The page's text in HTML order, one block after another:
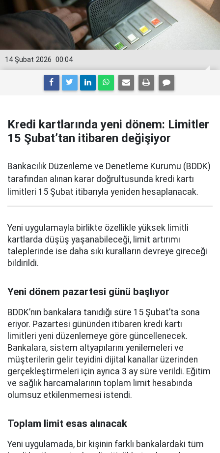
00:04
14 Şubat 2026
Kredi kartlarında yeni dönem: Limitler
15 Şubat’tan itibaren değişiyor
Bankacılık Düzenleme ve Denetleme Kurumu (BDDK)
tarafından alınan karar doğrultusunda kredi kartı
limitleri 15 Şubat itibarıyla yeniden hesaplanacak.
Yeni uygulamayla birlikte özellikle yüksek limitli
kartlarda düşüş yaşanabileceği, limit artırımı
taleplerinde ise daha sıkı kuralların devreye gireceği
bildirildi.
Yeni dönem pazartesi günü başlıyor
BDDK’nın bankalara tanıdığı süre 15 Şubat’ta sona
eriyor. Pazartesi gününden itibaren kredi kartı
limitleri yeni düzenlemeye göre güncellenecek.
Bankalara, sistem altyapılarını yenilemeleri ve
müşterilerin gelir teyidini dijital kanallar üzerinden
gerçekleştirmeleri için ayrıca 3 ay süre verildi. Eğitim
ve sağlık harcamalarının toplam limit hesabında
olumsuz etkilenmemesi istendi.
Toplam limit esas alınacak
Yeni uygulamada, bir kişinin farklı bankalardaki tüm